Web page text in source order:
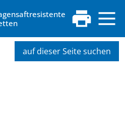
auf dieser Seite suchen